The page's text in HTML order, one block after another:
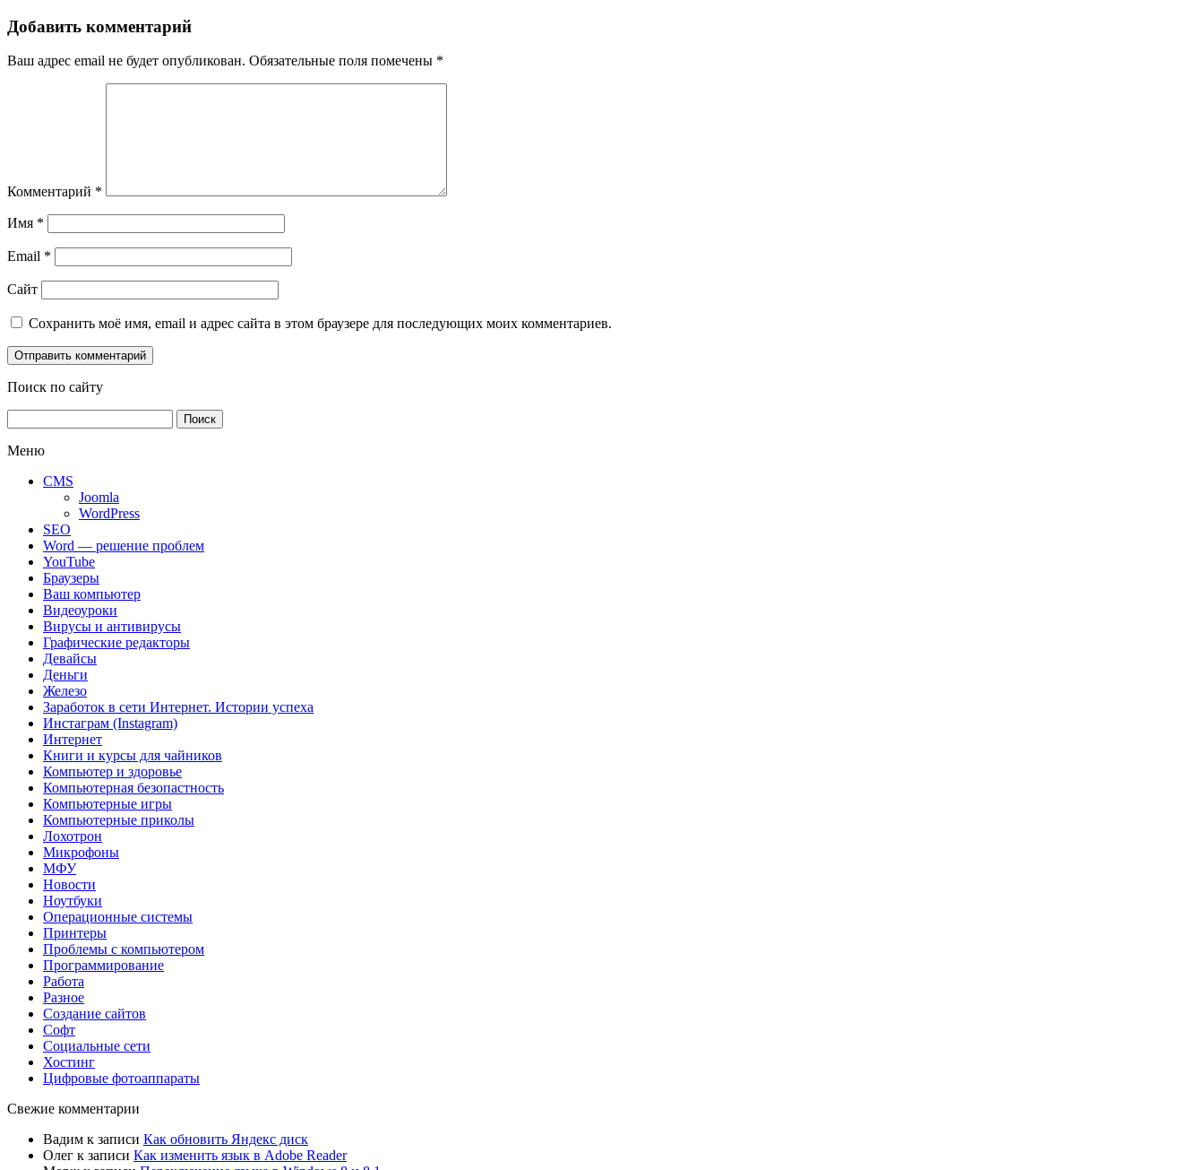
Добавить комментарий
Ваш адрес email не будет опубликован. Обязательные поля помечены *
Комментарий *
Имя *
Email *
Сайт
Сохранить моё имя, email и адрес сайта в этом браузере для последующих моих комментариев.
Поиск по сайту
Меню
CMS
Joomla
WordPress
SEO
Word — решение проблем
YouTube
Браузеры
Ваш компьютер
Видеоуроки
Вирусы и антивирусы
Графические редакторы
Девайсы
Деньги
Железо
Заработок в сети Интернет. Истории успеха
Инстаграм (Instagram)
Интернет
Книги и курсы для чайников
Компьютер и здоровье
Компьютерная безопастность
Компьютерные игры
Компьютерные приколы
Лохотрон
Микрофоны
МФУ
Новости
Ноутбуки
Операционные системы
Принтеры
Проблемы с компьютером
Программирование
Работа
Разное
Создание сайтов
Софт
Социальные сети
Хостинг
Цифровые фотоаппараты
Свежие комментарии
Вадим к записи Как обновить Яндекс диск
Олег к записи Как изменить язык в Adobe Reader